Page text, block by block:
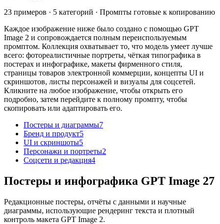
23 примеров · 5 категорий · Промпты готовые к копированию
Каждое изображение ниже было создано с помощью GPT
Image 2 и сопровождается полным переиспользуемым
промптом. Коллекция охватывает то, что модель умеет лучше
всего: фотореалистичные портреты, чёткая типографика в
постерах и инфографике, макеты фирменного стиля,
страницы товаров электронной коммерции, концепты UI и
скриншотов, листы персонажей и визуалы для соцсетей.
Кликните на любое изображение, чтобы открыть его
подробно, затем перейдите к полному промпту, чтобы
скопировать или адаптировать его.
Постеры и диаграммы7
Бренд и продукт5
UI и скриншоты5
Персонажи и портреты2
Соцсети и редакция4
Постеры и инфографика GPT Image 27
Редакционные постеры, отчёты с данными и научные
диаграммы, использующие рендеринг текста и плотный
контроль макета GPT Image 2.